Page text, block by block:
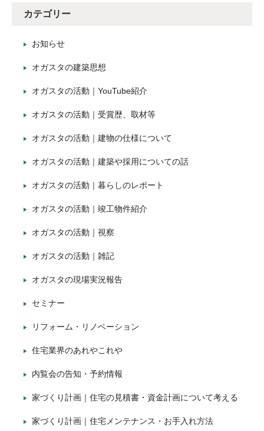
カテゴリー
お知らせ
オガスタの建築思想
オガスタの活動｜YouTube紹介
オガスタの活動｜受賞歴、取材等
オガスタの活動｜建物の仕様について
オガスタの活動｜建築や採用についての話
オガスタの活動｜暮らしのレポート
オガスタの活動｜竣工物件紹介
オガスタの活動｜視察
オガスタの活動｜雑記
オガスタの現場実況報告
セミナー
リフォーム・リノベーション
住宅業界のあれやこれや
内覧会の告知・予約情報
家づくり計画｜住宅の見積書・資金計画について考える
家づくり計画｜住宅メンテナンス・お手入れ方法